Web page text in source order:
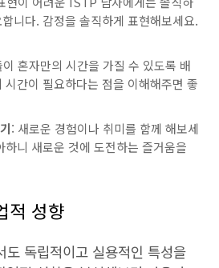
니다. 감정을 솔직하게 표현해보세요.
이 혼자만의 시간을 가질 수 있도록 배
시간이 필요하다는 점을 이해해주면 좋
: 새로운 경험이나 취미를 함께 해보세
니 새로운 것에 도전하는 즐거움을
적 성향
도 독립적이고 실용적인 특성을